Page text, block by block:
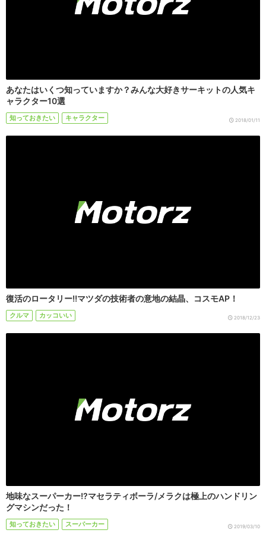
あなたはいくつ知っていますか？みんな大好きサーキットの人気キ
ャラクター10選
知っておきたい キャラクター 2018/01/11
復活のロータリー!!マツダの技術者の意地の結晶、コスモAP！
クルマ カッコいい 2018/12/23
地味なスーパーカー!?マセラティボーラ/メラクは極上のハンドリン
グマシンだった！
知っておきたい スーパーカー 2019/03/10